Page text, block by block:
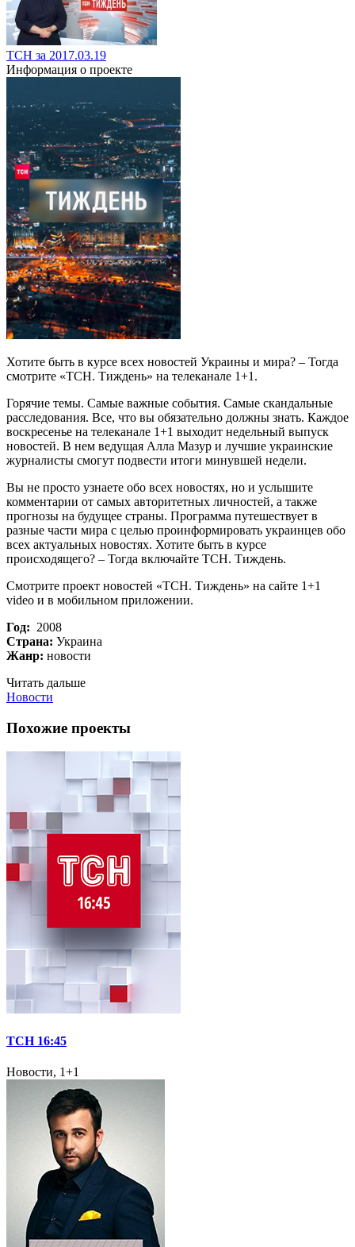
ТСН за 2017.03.19
Информация о проекте
Хотите быть в курсе всех новостей Украины и мира? – Тогда
смотрите «ТСН. Тиждень» на телеканале 1+1.
Горячие темы. Самые важные события. Самые скандальные
расследования. Все, что вы обязательно должны знать. Каждое
воскресенье на телеканале 1+1 выходит недельный выпуск
новостей. В нем ведущая Алла Мазур и лучшие украинские
журналисты смогут подвести итоги минувшей недели.
Вы не просто узнаете обо всех новостях, но и услышите
комментарии от самых авторитетных личностей, а также
прогнозы на будущее страны. Программа путешествует в
разные части мира с целью проинформировать украинцев обо
всех актуальных новостях. Хотите быть в курсе
происходящего? – Тогда включайте ТСН. Тиждень.
Смотрите проект новостей «ТСН. Тиждень» на сайте 1+1
video и в мобильном приложении.
Год: 2008
Страна: Украина
Жанр: новости
Читать дальше
Новости
Похожие проекты
ТСН 16:45
Новости, 1+1